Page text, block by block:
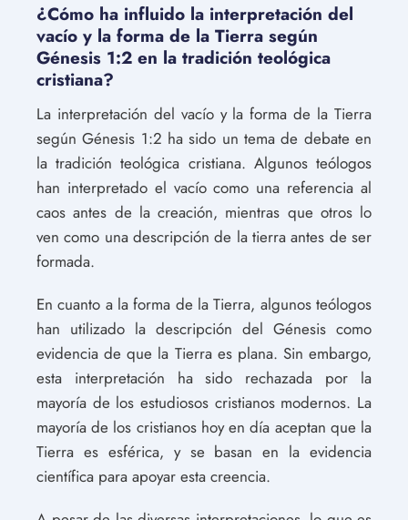
¿Cómo ha influido la interpretación del
vacío y la forma de la Tierra según
Génesis 1:2 en la tradición teológica
cristiana?
La interpretación del vacío y la forma de la Tierra
según Génesis 1:2 ha sido un tema de debate en
la tradición teológica cristiana. Algunos teólogos
han interpretado el vacío como una referencia al
caos antes de la creación, mientras que otros lo
ven como una descripción de la tierra antes de ser
formada.
En cuanto a la forma de la Tierra, algunos teólogos
han utilizado la descripción del Génesis como
evidencia de que la Tierra es plana. Sin embargo,
esta interpretación ha sido rechazada por la
mayoría de los estudiosos cristianos modernos. La
mayoría de los cristianos hoy en día aceptan que la
Tierra es esférica, y se basan en la evidencia
científica para apoyar esta creencia.